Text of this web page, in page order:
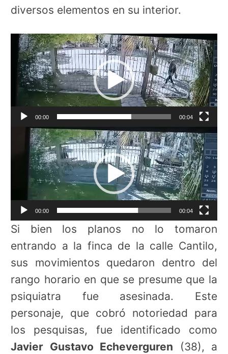
diversos elementos en su interior.
Reproductor
de
vídeo
00:00 00:04
Reproductor
vídeo
00:00 00:04
Si bien los planos no lo tomaron
entrando a la finca de la calle Cantilo,
sus movimientos quedaron dentro del
rango horario en que se presume que la
psiquiatra fue asesinada. Este
personaje, que cobró notoriedad para
los pesquisas, fue identificado como
Javier Gustavo Echeverguren (38), a